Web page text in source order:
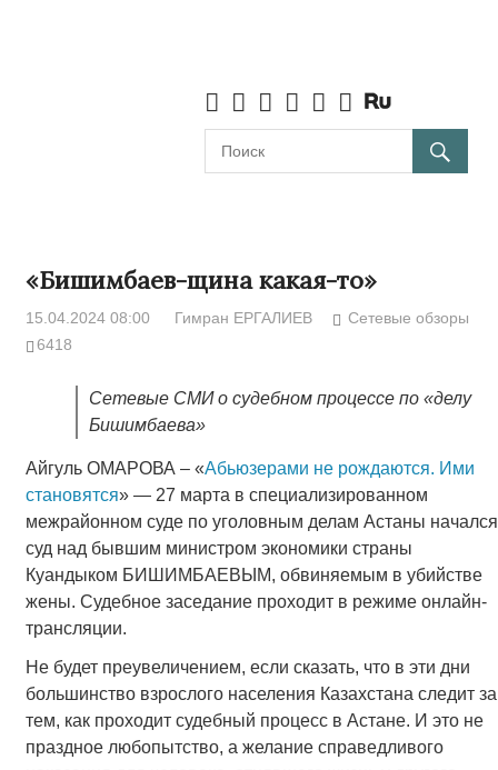
«Бишимбаев-щина какая-то»
15.04.2024 08:00 Гимран ЕРГАЛИЕВ
Сетевые обзоры
6418
Сетевые СМИ о судебном процессе по «делу
Бишимбаева»
Айгуль ОМАРОВА – «Абьюзерами не рождаются. Ими
становятся» — 27 марта в специализированном
межрайонном суде по уголовным делам Астаны начался
суд над бывшим министром экономики страны
Куандыком БИШИМБАЕВЫМ, обвиняемым в убийстве
жены. Судебное заседание проходит в режиме онлайн-
трансляции.
Не будет преувеличением, если сказать, что в эти дни
большинство взрослого населения Казахстана следит за
тем, как проходит судебный процесс в Астане. И это не
праздное любопытство, а желание справедливого